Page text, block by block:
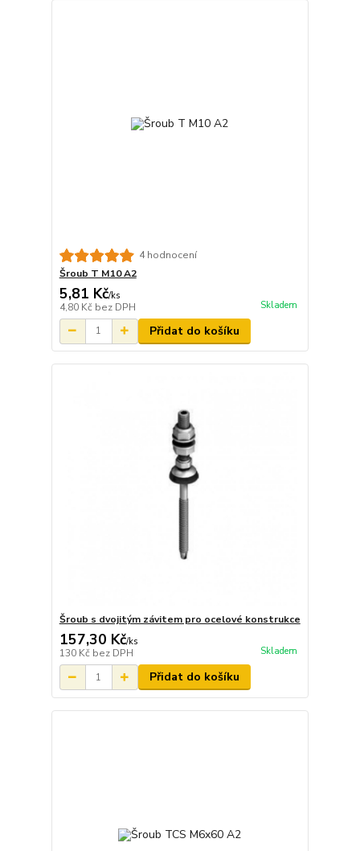
4 hodnocení
Šroub T M10 A2
5,81 Kč/ks
4,80 Kč bez DPH Skladem
Přidat do košíku
Šroub s dvojitým závitem pro ocelové konstrukce
157,30 Kč/ks
130 Kč bez DPH Skladem
Přidat do košíku